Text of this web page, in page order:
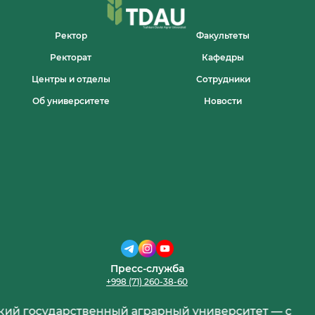
Ректор Факультеты
Ректорат Кафедры
Центры и отделы Сотрудники
Об университете Новости
Пресс-служба
+998 (71) 260-38-60
аграрный университет — с 95-